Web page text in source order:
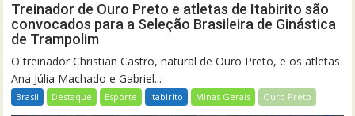
Treinador de Ouro Preto e atletas de Itabirito são
convocados para a Seleção Brasileira de Ginástica
de Trampolim
O treinador Christian Castro, natural de Ouro Preto, e os atletas
Ana Júlia Machado e Gabriel...
Brasil Destaque Esporte Itabirito Minas Gerais Ouro Preto